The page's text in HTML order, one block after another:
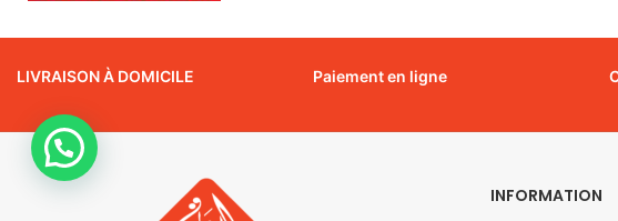
LIVRAISON À DOMICILE Paiement en ligne
INFORMATION